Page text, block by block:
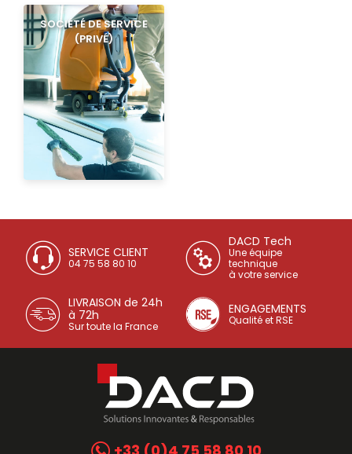
SOCIÉTÉ DE SERVICE
(PRIVÉ)
SERVICE CLIENT
04 75 58 80 10
DACD Tech
Une équipe
technique
à votre service
LIVRAISON de 24h
à 72h
Sur toute la France
ENGAGEMENTS
Qualité et RSE